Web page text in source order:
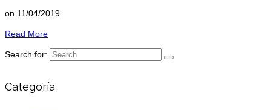
on 11/04/2019
Read More
Search for:
Categoría